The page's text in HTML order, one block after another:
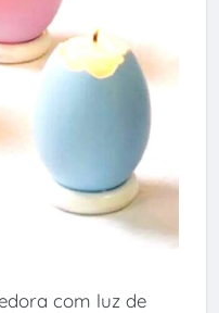
com luz de